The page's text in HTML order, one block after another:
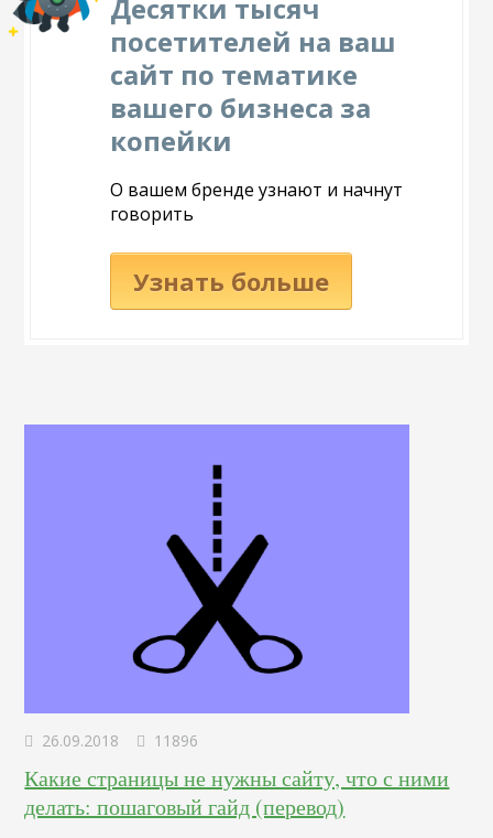
Десятки тысяч
посетителей на ваш
сайт по тематике
вашего бизнеса за
копейки
О вашем бренде узнают и начнут
говорить
Узнать больше
26.09.2018 11896
Какие страницы не нужны сайту, что с ними
делать: пошаговый гайд (перевод)